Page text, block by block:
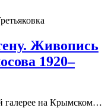
Живопись
1920–
галерее на Крымском…